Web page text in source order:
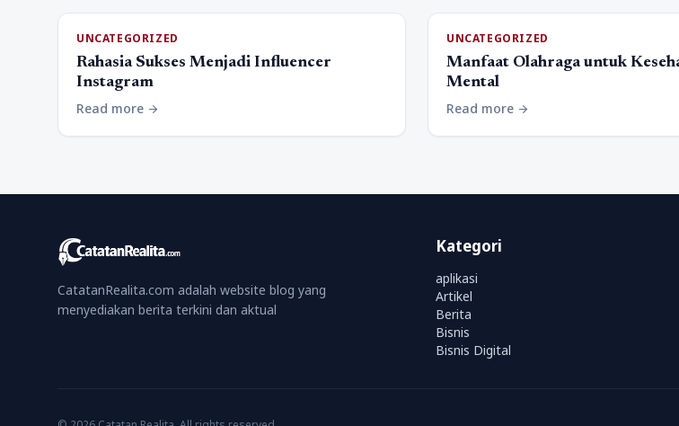
UNCATEGORIZED
Rahasia Sukses Menjadi Influencer
Instagram
Read more arrow_forward
UNCATEGORIZED
Manfaat Olahraga untuk
Mental
Read more arrow_forward
CatatanRealita.com adalah website blog yang
menyediakan berita terkini dan aktual
Kategori
aplikasi
Artikel
Berita
Bisnis
Bisnis Digital